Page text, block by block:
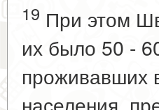
19 При этом
их было 50 -
проживавших
населения,